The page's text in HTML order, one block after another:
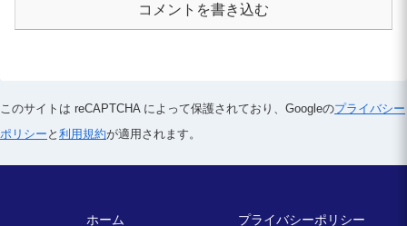
コメントを書き込む
このサイトは reCAPTCHA によって保護されており、 Googleのプライバシー
ポリシー と 利用規約が適用されます。
ホーム
プライバシーポリシー